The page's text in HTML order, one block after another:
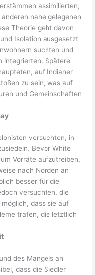
assimilierten,
nahe gelegenen
Theorie geht davon
Isolation ausgesetzt
suchten und
integrierten. Spätere
auf Indianer
zu sein, was auf
und Gemeinschaften
versuchten, in
Bevor White
Vorräte aufzutreiben,
nach Norden an
besser für die
versuchten, die
dass sie auf
trafen, die letztlich
des Mangels an
dass die Siedler